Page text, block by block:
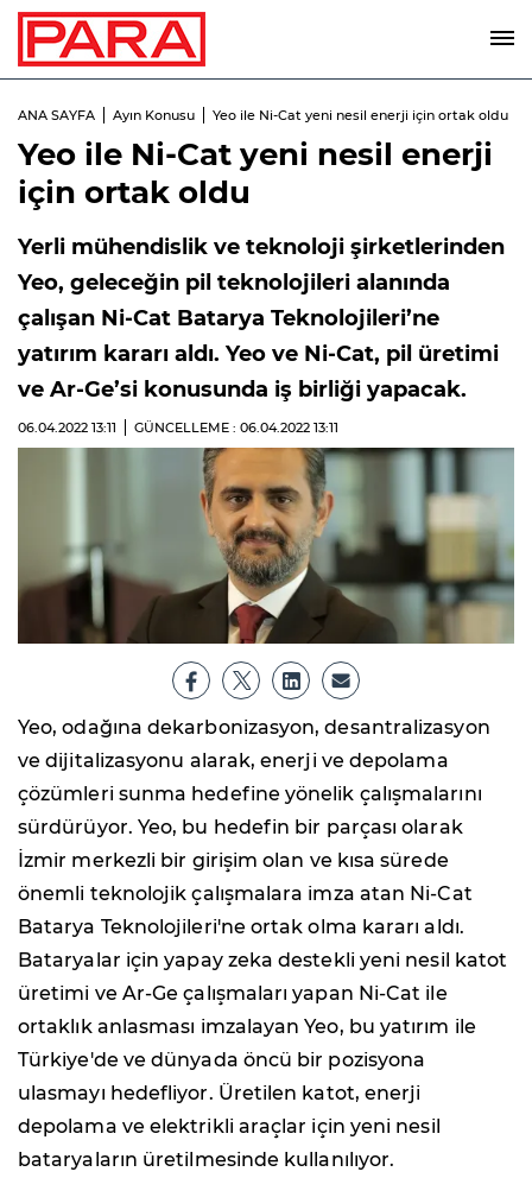
ANA SAYFA Ayın Konusu Yeo ile Ni-Cat yeni nesil enerji için ortak oldu
Yeo ile Ni-Cat yeni nesil enerji
için ortak oldu
Yerli mühendislik ve teknoloji şirketlerinden
Yeo, geleceğin pil teknolojileri alanında
çalışan Ni-Cat Batarya Teknolojileri’ne
yatırım kararı aldı. Yeo ve Ni-Cat, pil üretimi
ve Ar-Ge’si konusunda iş birliği yapacak.
06.04.2022 13:11 GÜNCELLEME : 06.04.2022 13:11
Yeo, odağına dekarbonizasyon, desantralizasyon
ve dijitalizasyonu alarak, enerji ve depolama
çözümleri sunma hedefine yönelik çalışmalarını
sürdürüyor. Yeo, bu hedefin bir parçası olarak
İzmir merkezli bir girişim olan ve kısa sürede
önemli teknolojik çalışmalara imza atan Ni-Cat
Batarya Teknolojileri'ne ortak olma kararı aldı.
Bataryalar için yapay zeka destekli yeni nesil katot
üretimi ve Ar-Ge çalışmaları yapan Ni-Cat ile
ortaklık anlasması imzalayan Yeo, bu yatırım ile
Türkiye'de ve dünyada öncü bir pozisyona
ulasmayı hedefliyor. Üretilen katot, enerji
depolama ve elektrikli araçlar için yeni nesil
bataryaların üretilmesinde kullanılıyor.